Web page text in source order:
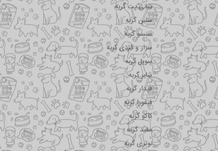
سانی پت گربه
سلبن گربه
سنسو گربه
سزار و کندی گربه
سویل گربه
شایر گربه
فیدار گربه
فیفورا گربه
کاکو گربه
مفید گربه
نوتری گربه